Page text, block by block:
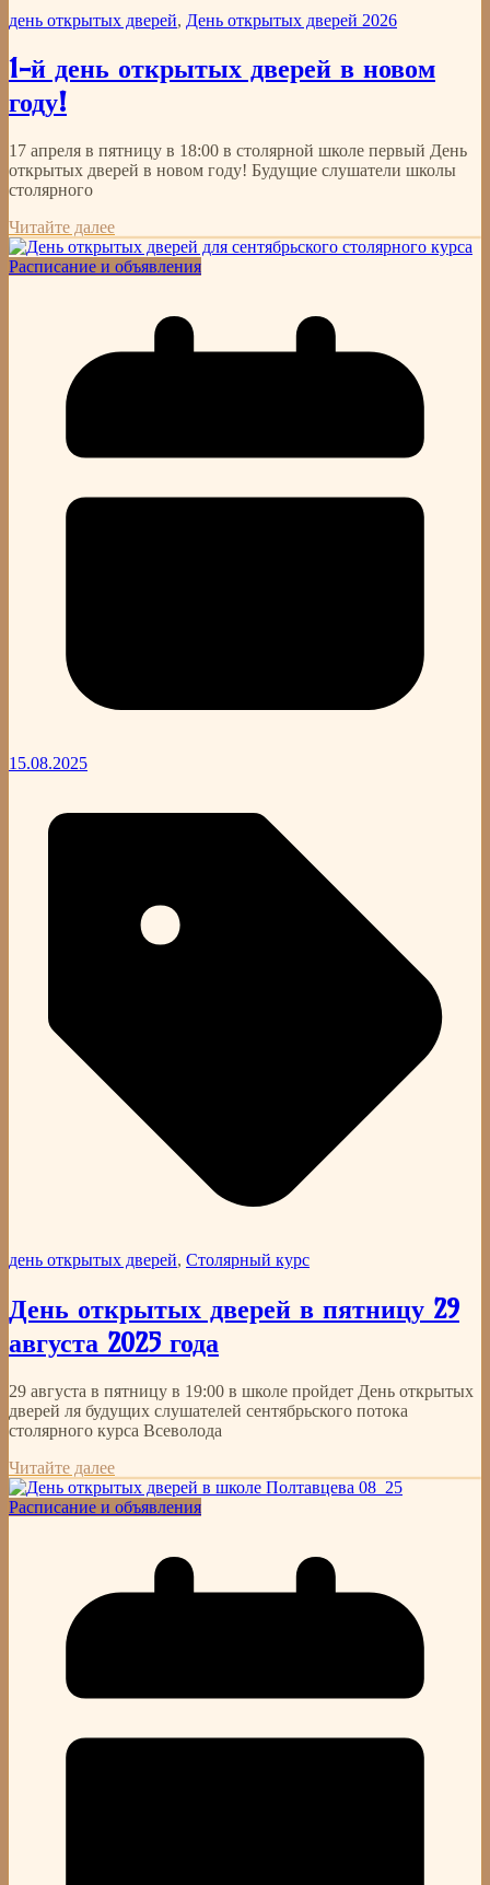
день открытых дверей, День открытых дверей 2026
1-й день открытых дверей в новом
году!
17 апреля в пятницу в 18:00 в столярной школе первый День
открытых дверей в новом году! Будущие слушатели школы
столярного
Читайте далее
Расписание и объявления
15.08.2025
день открытых дверей, Столярный курс
День открытых дверей в пятницу 29
августа 2025 года
29 августа в пятницу в 19:00 в школе пройдет День открытых
дверей ля будущих слушателей сентябрьского потока
столярного курса Всеволода
Читайте далее
Расписание и объявления